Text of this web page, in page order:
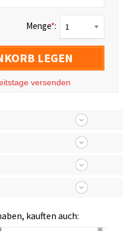
Menge*: 1
LEGEN
versenden
kauften auch: